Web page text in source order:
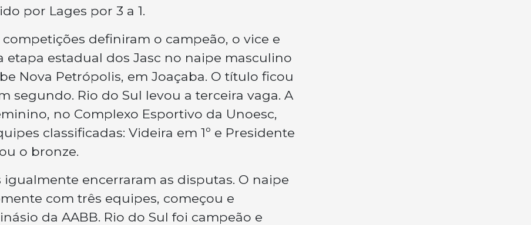
por Lages por 3 a 1.
definiram o campeão, o vice e
etapa estadual dos Jasc no naipe masculino
Nova Petrópolis, em Joaçaba. O título ficou
segundo. Rio do Sul levou a terceira vaga. A
no Complexo Esportivo da Unoesc,
classificadas: Videira em 1º e Presidente
o bronze.
encerraram as disputas. O naipe
com três equipes, começou e
da AABB. Rio do Sul foi campeão e